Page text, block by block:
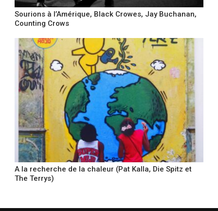
Sourions à l’Amérique, Black Crowes, Jay Buchanan,
Counting Crows
A la recherche de la chaleur (Pat Kalla, Die Spitz et
The Terrys)